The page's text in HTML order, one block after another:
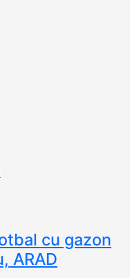
cu gazon
ARAD